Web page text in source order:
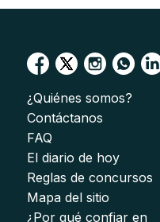
¿Quiénes somos?
Contáctanos
FAQ
El diario de hoy
Reglas de concursos
Mapa del sitio
¿Por qué confiar en